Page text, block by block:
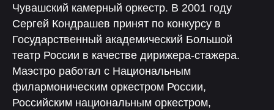
Чувашский камерный оркестр. В 2001 году
Сергей Кондрашев принят по конкурсу в
Государственный академический Большой
театр России в качестве дирижера-стажера.
Маэстро работал с Национальным
филармоническим оркестром России,
Российским национальным оркестром,